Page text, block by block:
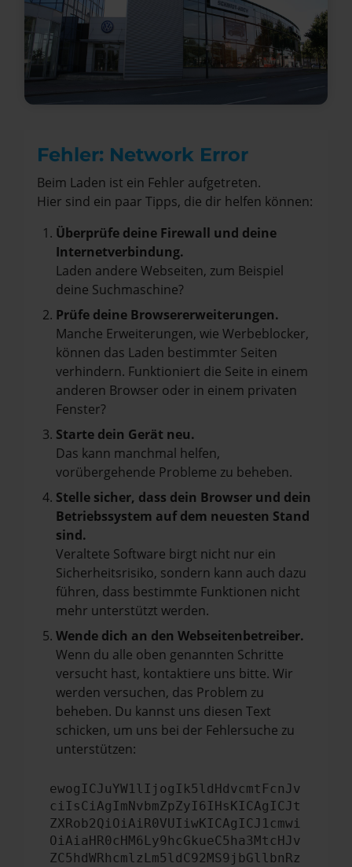
Fehler: Network Error
Beim Laden ist ein Fehler aufgetreten.
Hier sind ein paar Tipps, die dir helfen können:
Überprüfe deine Firewall und deine
Internetverbindung.
Laden andere Webseiten, zum Beispiel
deine Suchmaschine?
Prüfe deine Browsererweiterungen.
Manche Erweiterungen, wie Werbeblocker,
können das Laden bestimmter Seiten
verhindern. Funktioniert die Seite in einem
anderen Browser oder in einem privaten
Fenster?
Starte dein Gerät neu.
Das kann manchmal helfen,
vorübergehende Probleme zu beheben.
Stelle sicher, dass dein Browser und dein
Betriebssystem auf dem neuesten Stand
sind.
Veraltete Software birgt nicht nur ein
Sicherheitsrisiko, sondern kann auch dazu
führen, dass bestimmte Funktionen nicht
mehr unterstützt werden.
Wende dich an den Webseitenbetreiber.
Wenn du alle oben genannten Schritte
versucht hast, kontaktiere uns bitte. Wir
werden versuchen, das Problem zu
beheben. Du kannst uns diesen Text
schicken, um uns bei der Fehlersuche zu
unterstützen:
ewogICJuYW1lIjogIk5ldHdvcmtFcnJv
ciIsCiAgImNvbmZpZyI6IHsKICAgICJt
ZXRob2QiOiAiR0VUIiwKICAgICJ1cmwi
OiAiaHR0cHM6Ly9hcGkueC5ha3MtcHJv
ZC5hdWRhcmlzLm5ldC92MS9jbGllbnRz